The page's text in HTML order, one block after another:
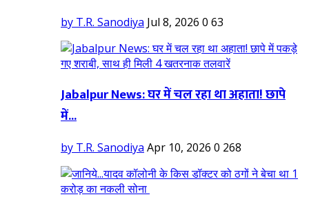
by T.R. Sanodiya Jul 8, 2026 0 63
Jabalpur News: घर में चल रहा था अहाता! छापे
में...
by T.R. Sanodiya Apr 10, 2026 0 268